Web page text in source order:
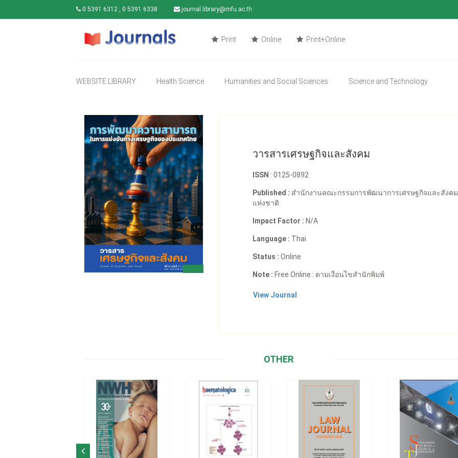
0 5391 6312 , 0 5391 6338 journal.library@mfu.ac.th
Print Online Print+Online
WEBSITE LIBRARY Health Science Humanities and Social Sciences Science and Technology
วารสารเศรษฐกิจและสังคม
ISSN : 0125-0892
Published : สำนักงานคณะกรรมการพัฒนาการเศรษฐกิจและสังคม
แห่งชาติ
Impact Factor : N/A
Language : Thai
Status : Online
Note : Free Online : ตามเงื่อนไขสำนักพิมพ์
View Journal
OTHER